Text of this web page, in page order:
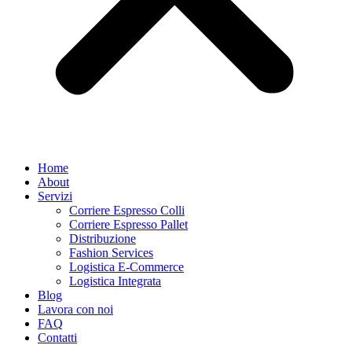
Home
About
Servizi
Corriere Espresso Colli
Corriere Espresso Pallet
Distribuzione
Fashion Services
Logistica E-Commerce
Logistica Integrata
Blog
Lavora con noi
FAQ
Contatti